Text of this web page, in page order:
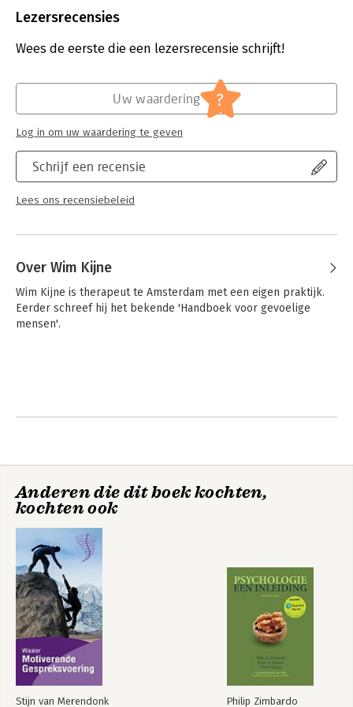
Uitgever:
Verschijningsdatum:
7-7-2009
Lezersrecensies
Wees de eerste die een lezersrecensie schrijft!
Schrijf een recensie
Lees ons recensiebeleid
Uw waardering ?
Log in om uw waardering te geven
Over Wim Kijne
Wim Kijne is therapeut te Amsterdam met een eigen praktijk.
Eerder schreef hij het bekende 'Handboek voor gevoelige
mensen'.
Anderen die dit boek kochten,
kochten ook
Stijn van Merendonk Philip Zimbardo